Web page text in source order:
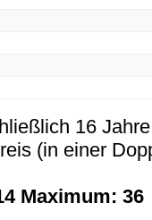
16
(in einer
Maximum: 36